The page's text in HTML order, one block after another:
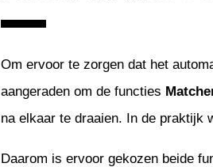
Om ervoor te zorgen dat het
aangeraden om de functies
na elkaar te draaien. In de praktijk
Daarom is ervoor gekozen beide